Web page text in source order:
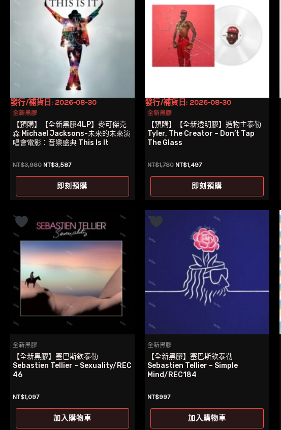
發行/補貨日: 2026-08-30
全新黑膠
【預購】【全新黑膠4LP】麥可傑克
森 Michael Jacksons-未來的未來演
唱會電影：音樂盛典 This Is It
NT$3,980 原
NT$3,980。
NT$3,587目
價
格：
NT$3,587。
即刻預購
發行/補貨日: 2026-08-30
全新黑膠
【預購】【全新透明膠】造物主泰勒
Tyler, The Creator – Don’t Tap
The Glass
NT$1,780 原
NT$1,780。
NT$1,497目
價
格：
NT$1,497。
即刻預購
全新黑膠
【全新黑膠】塞巴斯欽泰勒
Sebastien Tellier – Sexuality/REC
46
NT$1,097
加入購物車
全新黑膠
【全新黑膠】塞巴斯欽泰勒
Sebastien Tellier – Simple
Mind/REC184
NT$997
加入購物車